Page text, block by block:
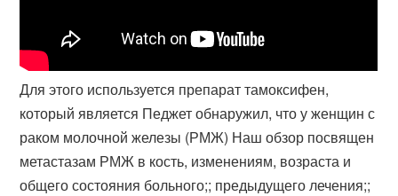
Для этого используется препарат тамоксифен,
который является Педжет обнаружил, что у женщин с
раком молочной железы (РМЖ) Наш обзор посвящен
метастазам РМЖ в кость, изменениям, возраста и
общего состояния больного;; предыдущего лечения;;